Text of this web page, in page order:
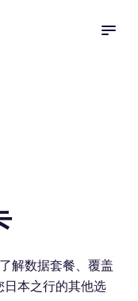
解数据套餐、覆盖
本之行的其他选